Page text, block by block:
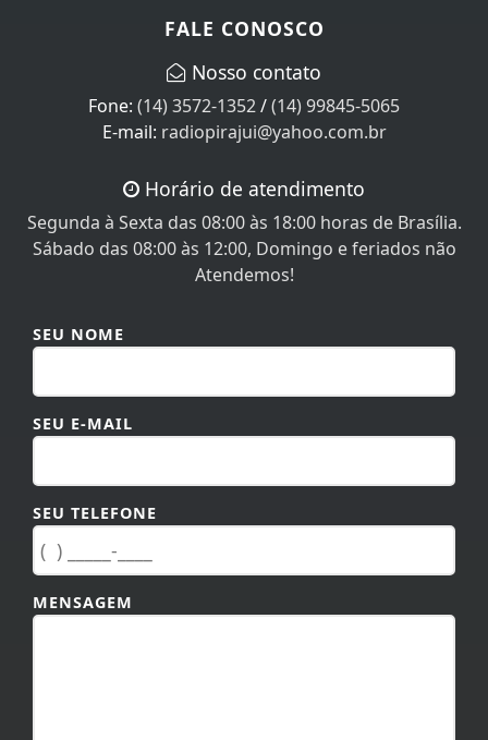
(14) 3572-1352/(14) 99845-5065
E-mail:radiopirajui@yahoo.com.br
Segunda à Sexta das 08:00 às 18:00 horas de Brasília.
Sábado das 08:00 às 12:00, Domingo e feriados não
Atendemos!
SEU E-MAIL
SEU TELEFONE
MENSAGEM